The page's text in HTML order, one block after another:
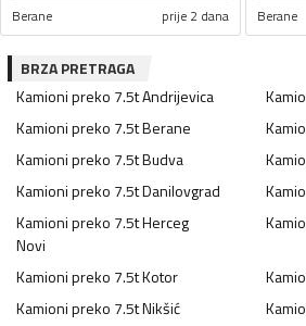
Berane prije 2 dana Berane
BRZA PRETRAGA
Kamioni preko 7.5tAndrijevica
Kamioni preko 7.5tBerane
Kamioni preko 7.5tBudva
Kamioni preko 7.5tDanilovgrad
Kamioni preko 7.5tHerceg
Novi
Kamioni preko 7.5tKotor
Kamioni preko 7.5tNikšić